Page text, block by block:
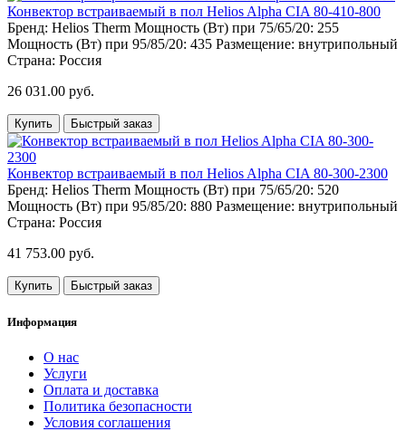
Конвектор встраиваемый в пол Helios Alpha CIA 80-410-800
Бренд: Helios Therm Мощность (Вт) при 75/65/20: 255
Мощность (Вт) при 95/85/20: 435 Размещение: внутрипольный
Страна: Россия
26 031.00 руб.
Купить Быстрый заказ
Конвектор встраиваемый в пол Helios Alpha CIA 80-300-2300
Бренд: Helios Therm Мощность (Вт) при 75/65/20: 520
Мощность (Вт) при 95/85/20: 880 Размещение: внутрипольный
Страна: Россия
41 753.00 руб.
Купить Быстрый заказ
Информация
О нас
Услуги
Оплата и доставка
Политика безопасности
Условия соглашения